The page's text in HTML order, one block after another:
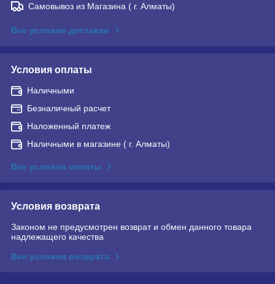
Самовывоз из Магазина ( г. Алматы)
Все условия доставки
Условия оплаты
Наличными
Безналичный расчет
Наложенный платеж
Наличными в магазине ( г. Алматы)
Все условия оплаты
Условия возврата
Законом не предусмотрен возврат и обмен данного товара
надлежащего качества
Все условия возврата